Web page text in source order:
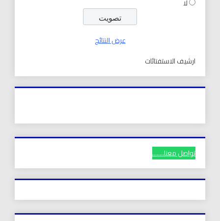
لا
عرض النتائج
ارشيف الاستفتائات
تواصل معنا........